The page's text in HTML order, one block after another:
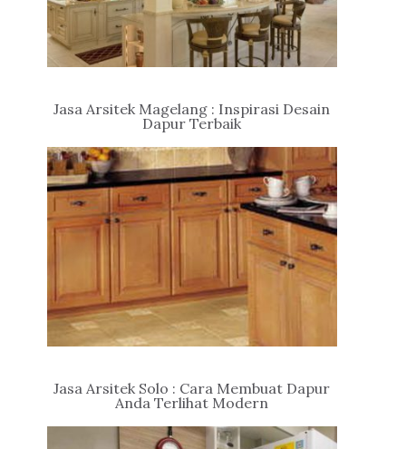
Jasa Arsitek Magelang : Inspirasi Desain
Dapur Terbaik
Jasa Arsitek Solo : Cara Membuat Dapur
Anda Terlihat Modern